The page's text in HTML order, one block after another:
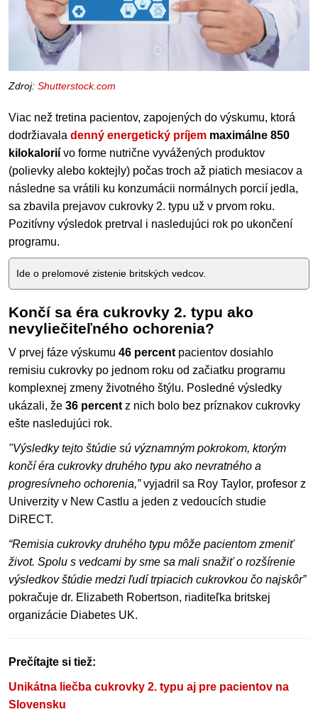
Zdroj: Shutterstock.com
Viac než tretina pacientov, zapojených do výskumu, ktorá
dodržiavala denný energetický príjem maximálne 850
kilokalorií vo forme nutrične vyvážených produktov
(polievky alebo koktejly) počas troch až piatich mesiacov a
následne sa vrátili ku konzumácii normálnych porcií jedla,
sa zbavila prejavov cukrovky 2. typu už v prvom roku.
Pozitívny výsledok pretrval i nasledujúci rok po ukončení
programu.
Ide o prelomové zistenie britských vedcov.
Končí sa éra cukrovky 2. typu ako
nevyliečiteľného ochorenia?
V prvej fáze výskumu 46 percent pacientov dosiahlo
remisiu cukrovky po jednom roku od začiatku programu
komplexnej zmeny životného štýlu. Posledné výsledky
ukázali, že 36 percent z nich bolo bez príznakov cukrovky
ešte nasledujúci rok.
"Výsledky tejto štúdie sú významným pokrokom, ktorým
končí éra cukrovky druhého typu ako nevratného a
progresívneho ochorenia,”vyjadril sa Roy Taylor, profesor z
Univerzity v New Castlu a jeden z vedoucích studie
DiRECT.
“Remisia cukrovky druhého typu môže pacientom zmeniť
život. Spolu s vedcami by sme sa mali snažiť o rozšírenie
výsledkov štúdie medzi ľudí trpiacich cukrovkou čo najskôr”
pokračuje dr. Elizabeth Robertson, riaditeľka britskej
organizácie Diabetes UK.
Prečítajte si tiež:
Unikátna liečba cukrovky 2. typu aj pre pacientov na
Slovensku